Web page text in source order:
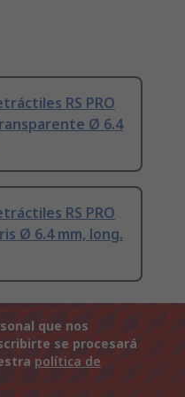
RS PRO
Ø 6.4
RS PRO
Ø 6.4 mm, long.
que nos
se procesará
política de